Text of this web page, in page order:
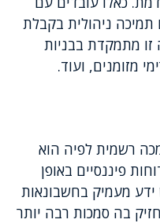
תמיכה ניהולית בקבלת
מרמות 1-2, רמה זו מתמקדת בבניות
מזומנים, ועוד.
רשמית לפיה הוא
פיננסיים באופן
ידע מעמיק בחשבונאות
בה סמכות רבה יותר